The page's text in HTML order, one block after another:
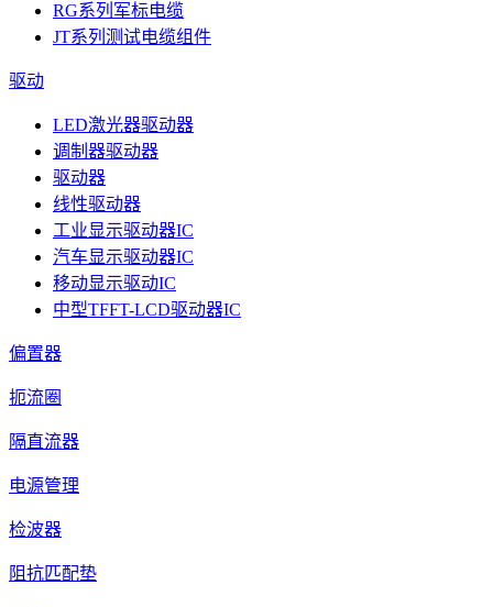
RG系列军标电缆
JT系列测试电缆组件
驱动
LED激光器驱动器
调制器驱动器
驱动器
线性驱动器
工业显示驱动器IC
汽车显示驱动器IC
移动显示驱动IC
中型TFFT-LCD驱动器IC
偏置器
扼流圈
隔直流器
电源管理
检波器
阻抗匹配垫